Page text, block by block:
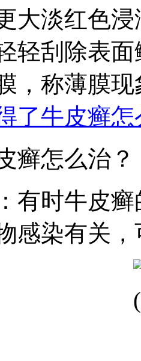
大淡红色
轻刮除表
，称薄膜
了牛皮癣怎
怎么治？
时牛皮癣
感染有关